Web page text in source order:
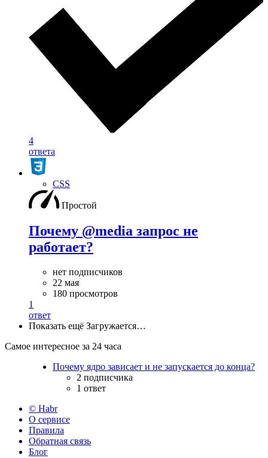
4
ответа
CSS
Простой
Почему @media запрос не
работает?
нет подписчиков
22 мая
180 просмотров
1
ответ
Показать ещё Загружается…
Самое интересное за 24 часа
Почему ядро зависает и не запускается до конца?
2 подписчика
1 ответ
© Habr
О сервисе
Правила
Обратная связь
Блог